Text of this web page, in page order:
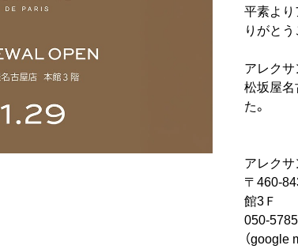
平素よ
りがとう
アレクサ
松坂屋
た。
アレク
〒460-
館3Ｆ
050-
（google